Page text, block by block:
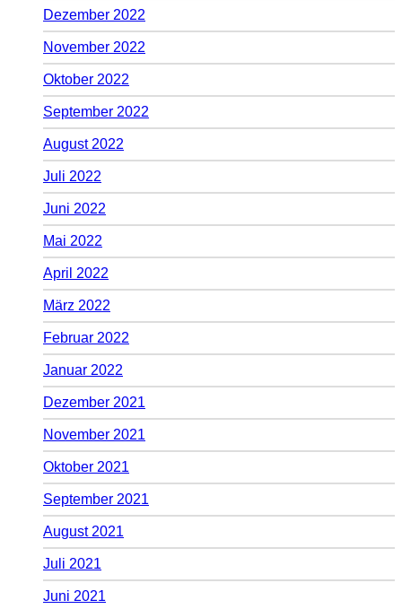
Dezember 2022
November 2022
Oktober 2022
September 2022
August 2022
Juli 2022
Juni 2022
Mai 2022
April 2022
März 2022
Februar 2022
Januar 2022
Dezember 2021
November 2021
Oktober 2021
September 2021
August 2021
Juli 2021
Juni 2021